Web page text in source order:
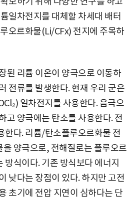
일차전지를 대체할 차세대 배터
오르화물(Li/CFx) 전지에 주목하
된 리튬 이온이 양극으로 이동하
전류를 발생한다. 현재 우리 군은
일차전지를 사용한다. 음극으
고 양극에는 탄소를 사용한다. 전
한다. 리튬/탄소플루오르화물 전
양극으로, 전해질로는 플루오르
식이다. 기존 방식보다 에너지
낮다는 장점이 있다. 하지만 고전
초기에 전압 지연이 심하다는 단